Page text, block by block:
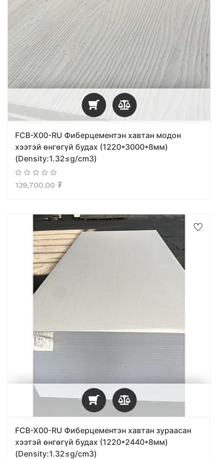
FCB-X00-RU Фиберцементэн хавтан модон
хээтэй өнгөгүй будах (1220*3000*8мм)
(Density:1.32≤g/cm3)
139,700.00 ₮
FCB-X00-RU Фиберцементэн хавтан зураасан
хээтэй өнгөгүй будах (1220*2440*8мм)
(Density:1.32≤g/cm3)